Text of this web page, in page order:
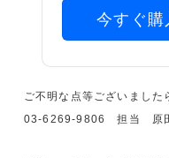
今すぐ購
ご不明な点等ございました
03-6269-9806 担当 原田